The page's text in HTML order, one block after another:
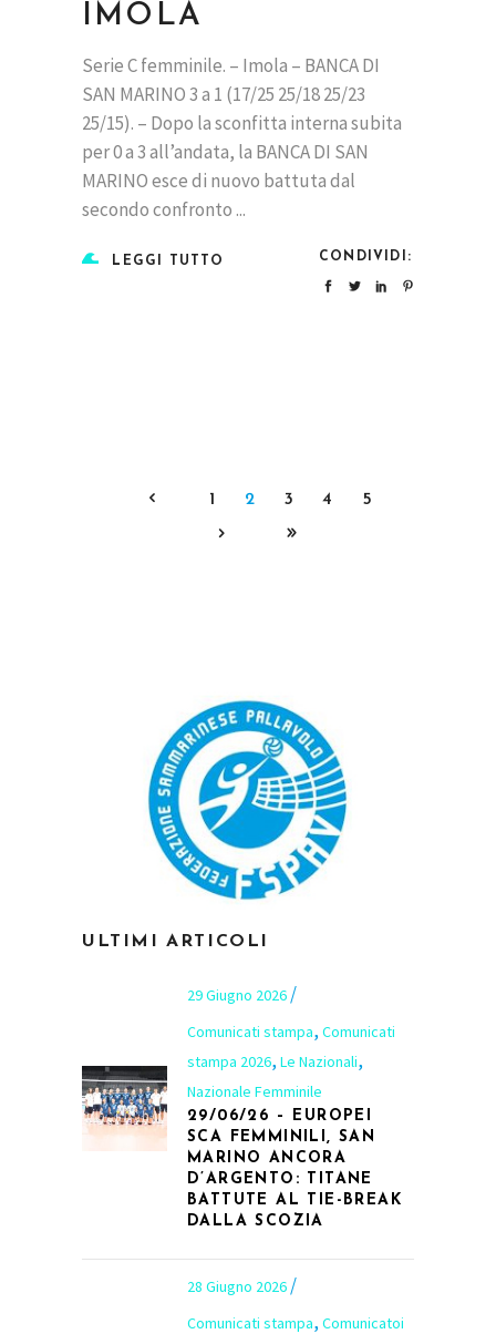
IMOLA
Serie C femminile. – Imola – BANCA DI
SAN MARINO 3 a 1 (17/25 25/18 25/23
25/15). – Dopo la sconfitta interna subita
per 0 a 3 all’andata, la BANCA DI SAN
MARINO esce di nuovo battuta dal
secondo confronto
LEGGI TUTTO CONDIVIDI:
1 2 3 4 5
ULTIMI ARTICOLI
29 Giugno 2026
Comunicati stampa, Comunicati
stampa 2026, Le Nazionali,
Nazionale Femminile
29/06/26 – EUROPEI
SCA FEMMINILI, SAN
MARINO ANCORA
D’ARGENTO: TITANE
BATTUTE AL TIE-BREAK
DALLA SCOZIA
28 Giugno 2026
Comunicati stampa, Comunicatoi